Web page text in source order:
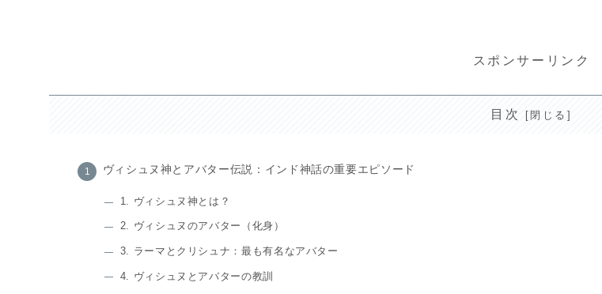
スポンサーリンク
目次
ヴィシュヌ神とアバター伝説：インド神話の重要エピソード
1. ヴィシュヌ神とは？
2. ヴィシュヌのアバター（化身）
3. ラーマとクリシュナ：最も有名なアバター
4. ヴィシュヌとアバターの教訓